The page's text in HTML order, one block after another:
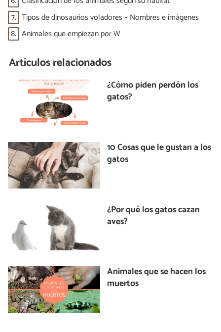
7. Tipos de dinosaurios voladores – Nombres e imágenes
8. Animales que empiezan por W
Artículos relacionados
¿Cómo piden perdón los
gatos?
10 Cosas que le gustan a los
gatos
¿Por qué los gatos cazan
aves?
Animales que se hacen los
muertos